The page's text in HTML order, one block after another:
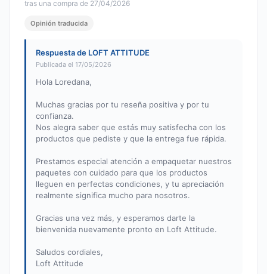
tras una compra de 27/04/2026
Opinión traducida
Respuesta de LOFT ATTITUDE
Publicada el 17/05/2026
Hola Loredana,
Muchas gracias por tu reseña positiva y por tu
confianza.
Nos alegra saber que estás muy satisfecha con los
productos que pediste y que la entrega fue rápida.
Prestamos especial atención a empaquetar nuestros
paquetes con cuidado para que los productos
lleguen en perfectas condiciones, y tu apreciación
realmente significa mucho para nosotros.
Gracias una vez más, y esperamos darte la
bienvenida nuevamente pronto en Loft Attitude.
Saludos cordiales,
Loft Attitude